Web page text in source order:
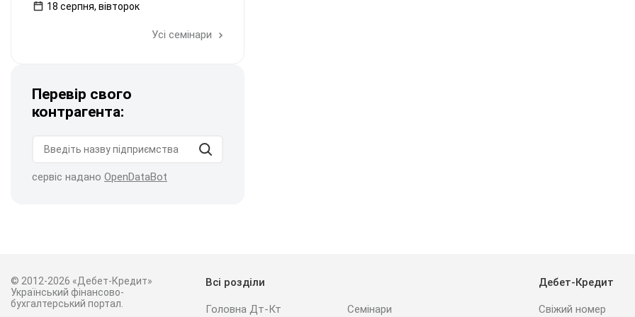
18 серпня, вівторок
Усі семінари
Перевір свого
контрагента:
сервіс надано OpenDataBot
© 2012-2026 «Дебет-Кредит»
Український фінансово-
бухгалтерський портал.
Всі розділи
Головна Дт-Кт Семінари
Дебет-Кредит
Свіжий номер